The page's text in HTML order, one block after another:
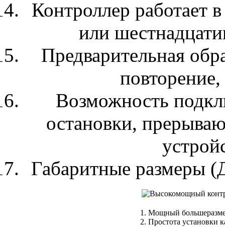
Контроллер работает
или
Предварительная
Возможность
остановки,
Габаритные размеры
Мощный
Простота установки